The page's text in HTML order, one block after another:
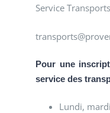
Service
Pour une
service des
Lundi,